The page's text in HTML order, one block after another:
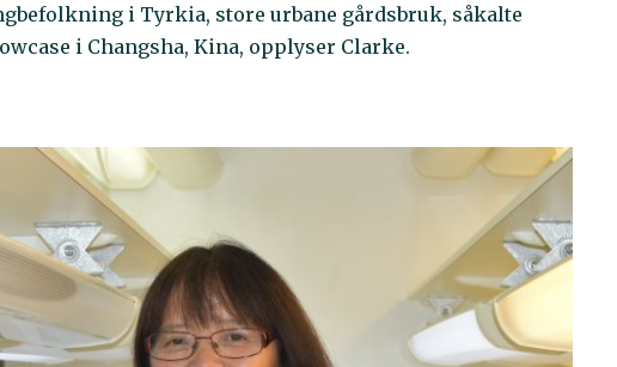
i Tyrkia, store urbane gårdsbruk, såkalte
i Changsha, Kina, opplyser Clarke.